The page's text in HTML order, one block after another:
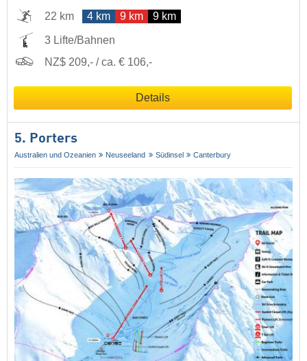
22 km
4 km 9 km 9 km
3 Lifte/Bahnen
NZ$ 209,- / ca. € 106,-
Details
5. Porters
Australien und Ozeanien Neuseeland Südinsel Canterbury